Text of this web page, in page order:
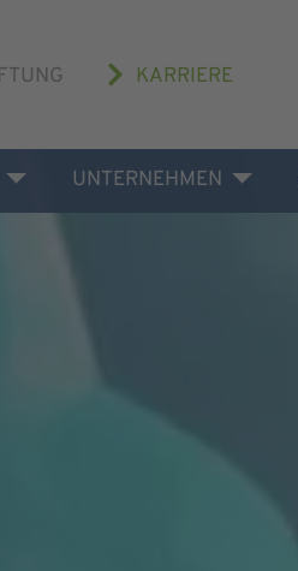
KARRIERE
UNTERNEHMEN